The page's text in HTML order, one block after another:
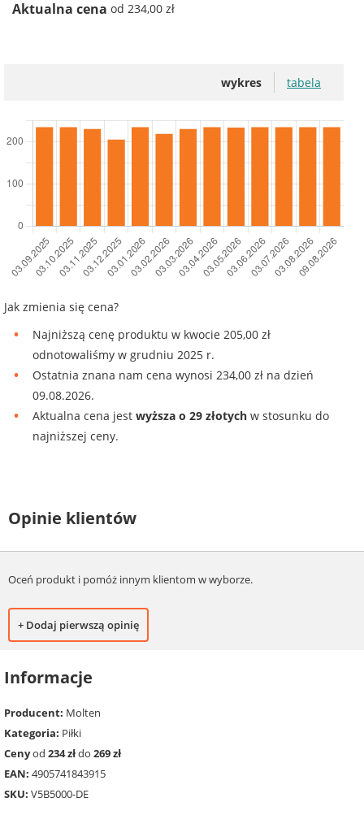
Aktualna cena od 234,00 zł
wykres tabela
Jak zmienia się cena?
Najniższą cenę produktu w kwocie 205,00 zł
odnotowaliśmy w grudniu 2025 r.
Ostatnia znana nam cena wynosi 234,00 zł na dzień
09.08.2026.
Aktualna cena jest wyższa o 29 złotych w stosunku do
najniższej ceny.
Opinie klientów
Oceń produkt i pomóż innym klientom w wyborze.
+ Dodaj pierwszą opinię
Informacje
Producent: Molten
Kategoria: Piłki
Cenyod 234 złdo 269 zł
EAN: 4905741843915
SKU: V5B5000-DE